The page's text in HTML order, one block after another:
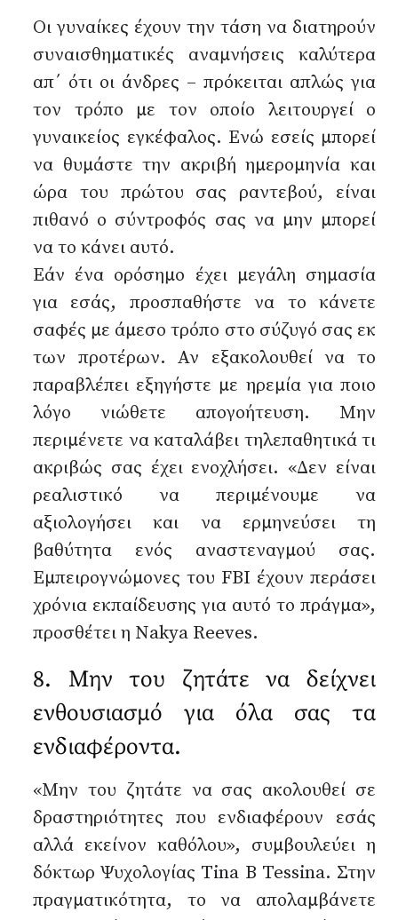
Οι γυναίκες έχουν την τάση να διατηρούν
συναισθηματικές αναμνήσεις καλύτερα
απ΄ ότι οι άνδρες – πρόκειται απλώς για
τον τρόπο με τον οποίο λειτουργεί ο
γυναικείος εγκέφαλος. Ενώ εσείς μπορεί
να θυμάστε την ακριβή ημερομηνία και
ώρα του πρώτου σας ραντεβού, είναι
πιθανό ο σύντροφός σας να μην μπορεί
να το κάνει αυτό.
Εάν ένα ορόσημο έχει μεγάλη σημασία
για εσάς, προσπαθήστε να το κάνετε
σαφές με άμεσο τρόπο στο σύζυγό σας εκ
των προτέρων. Αν εξακολουθεί να το
παραβλέπει εξηγήστε με ηρεμία για ποιο
λόγο νιώθετε απογοήτευση. Μην
περιμένετε να καταλάβει τηλεπαθητικά τι
ακριβώς σας έχει ενοχλήσει. «Δεν είναι
ρεαλιστικό να περιμένουμε να
αξιολογήσει και να ερμηνεύσει τη
βαθύτητα ενός αναστεναγμού σας.
Εμπειρογνώμονες του FBI έχουν περάσει
χρόνια εκπαίδευσης για αυτό το πράγμα»,
προσθέτει η Nakya Reeves.
8. Μην του ζητάτε να δείχνει
ενθουσιασμό για όλα σας τα
ενδιαφέροντα.
«Μην του ζητάτε να σας ακολουθεί σε
δραστηριότητες που ενδιαφέρουν εσάς
αλλά εκείνον καθόλου», συμβουλεύει η
δόκτωρ Ψυχολογίας Tina B Tessina. Στην
πραγματικότητα, το να απολαμβάνετε